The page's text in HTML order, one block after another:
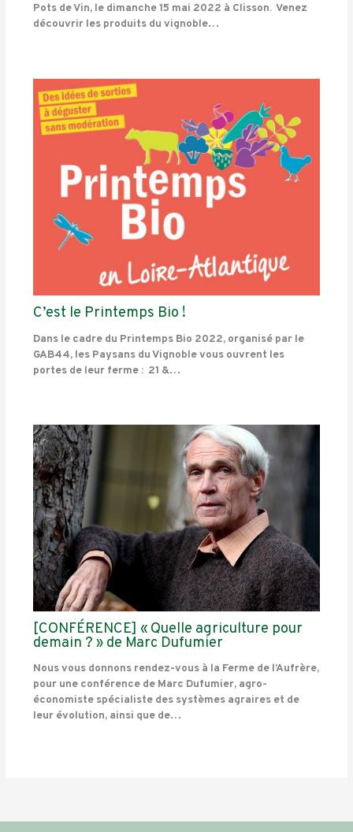
Pots de Vin, le dimanche 15 mai 2022 à Clisson. Venez
découvrir les produits du vignoble…
C’est le Printemps Bio !
Dans le cadre du Printemps Bio 2022, organisé par le
GAB44, les Paysans du Vignoble vous ouvrent les
portes de leur ferme : 21 &…
[CONFÉRENCE] « Quelle agriculture pour
demain ? » de Marc Dufumier
Nous vous donnons rendez-vous à la Ferme de l’Aufrère,
pour une conférence de Marc Dufumier, agro-
économiste spécialiste des systèmes agraires et de
leur évolution, ainsi que de…